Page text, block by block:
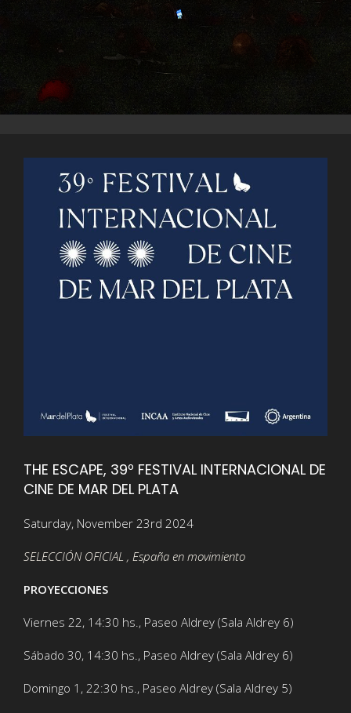
THE ESCAPE, 39º FESTIVAL INTERNACIONAL DE
CINE DE MAR DEL PLATA
Saturday, November 23rd 2024
SELECCIÓN OFICIAL , España en movimiento
PROYECCIONES
Viernes 22, 14:30 hs., Paseo Aldrey (Sala Aldrey 6)
Sábado 30, 14:30 hs., Paseo Aldrey (Sala Aldrey 6)
Domingo 1, 22:30 hs., Paseo Aldrey (Sala Aldrey 5)